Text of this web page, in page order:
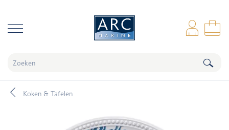
Koken & Tafelen